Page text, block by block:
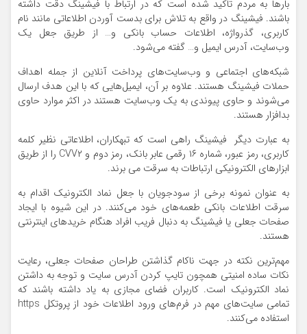
بارها به مردم تاکید شده است که در ارتباط با فیشینگ دقت داشته
باشند. فیشینگ در واقع به تلاش برای بدست آوردن اطلاعاتی مانند نام
کاربری، گذرواژه، اطلاعات حساب بانکی و… از طریق جعل یک
وب‌سایت، آدرس ایمیل و… گفته می‌شود.
شبکه‌های اجتماعی و وب‌سایت‌های پرداخت آنلاین از جمله اهداف
حملات فیشینگ هستند. علاوه بر آن، ایمیل‌هایی که با این هدف ارسال
می‌شوند و حاوی پیوندی به یک وب‌سایت هستند در اکثر موارد حاوی
بدافزار هستند.
به عبارت دیگر فیشینگ راهی است که تبهکاران، اطلاعاتی نظیر کلمه
کاربری، رمز عبور، شماره ۱۶ رقمی عابر بانک، رمز دوم و CVV۲ را از طریق
ابزارهای الکترونیکی ارتباطات به سرقت می برند.
به عنوان نمونه برخی از سودجویان با جعل نماد الکترونیک اقدام به
سرقت اطلاعات بانکی طعمه‌های خود می‌کنند. در این شیوه با ایجاد
صفحات جعلی یا فیشینگ به دنبال فریب افراد هنگام خریدهای اینترنتی
هستند.
مهم‌ترین نکته در جهت ناکام گذاشتن طراحان صفحات جعلی، رعایت
نکات ساده امنیتی همچون تایپ کردن آدرس سایت و توجه به داشتن
نماد الکترونیک است. کاربران فضای مجازی به یاد داشته باشند که
تمامی سایت‌های مهم در فرم‌های ورود اطلاعات خود از پروتکل https
استفاده می‌کنند.